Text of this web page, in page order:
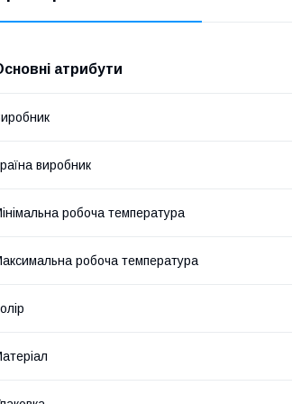
атрибути
виробник
робоча температура
робоча температура